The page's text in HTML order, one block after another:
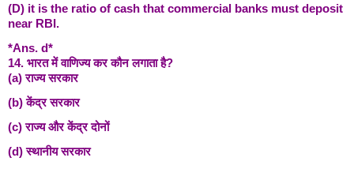
(D) it is the ratio of cash that commercial banks must deposit
near RBI.
*Ans. d*
14. भारत में वाणिज्य कर कौन लगाता है?
(a) राज्य सरकार
(b) केंद्र सरकार
(c) राज्य और केंद्र दोनों
(d) स्थानीय सरकार